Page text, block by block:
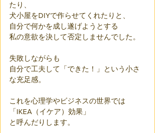
たり、
犬小屋をDIYで作らせてくれたりと、
自分で何かを成し遂げようとする
私の意欲を決して否定しませんでした。
失敗しながらも
自分で工夫して「できた！」という小さ
な充足感。
これを心理学やビジネスの世界では
「IKEA（イケア）効果」
と呼んだりします。